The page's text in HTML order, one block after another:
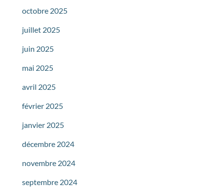
octobre 2025
juillet 2025
juin 2025
mai 2025
avril 2025
février 2025
janvier 2025
décembre 2024
novembre 2024
septembre 2024